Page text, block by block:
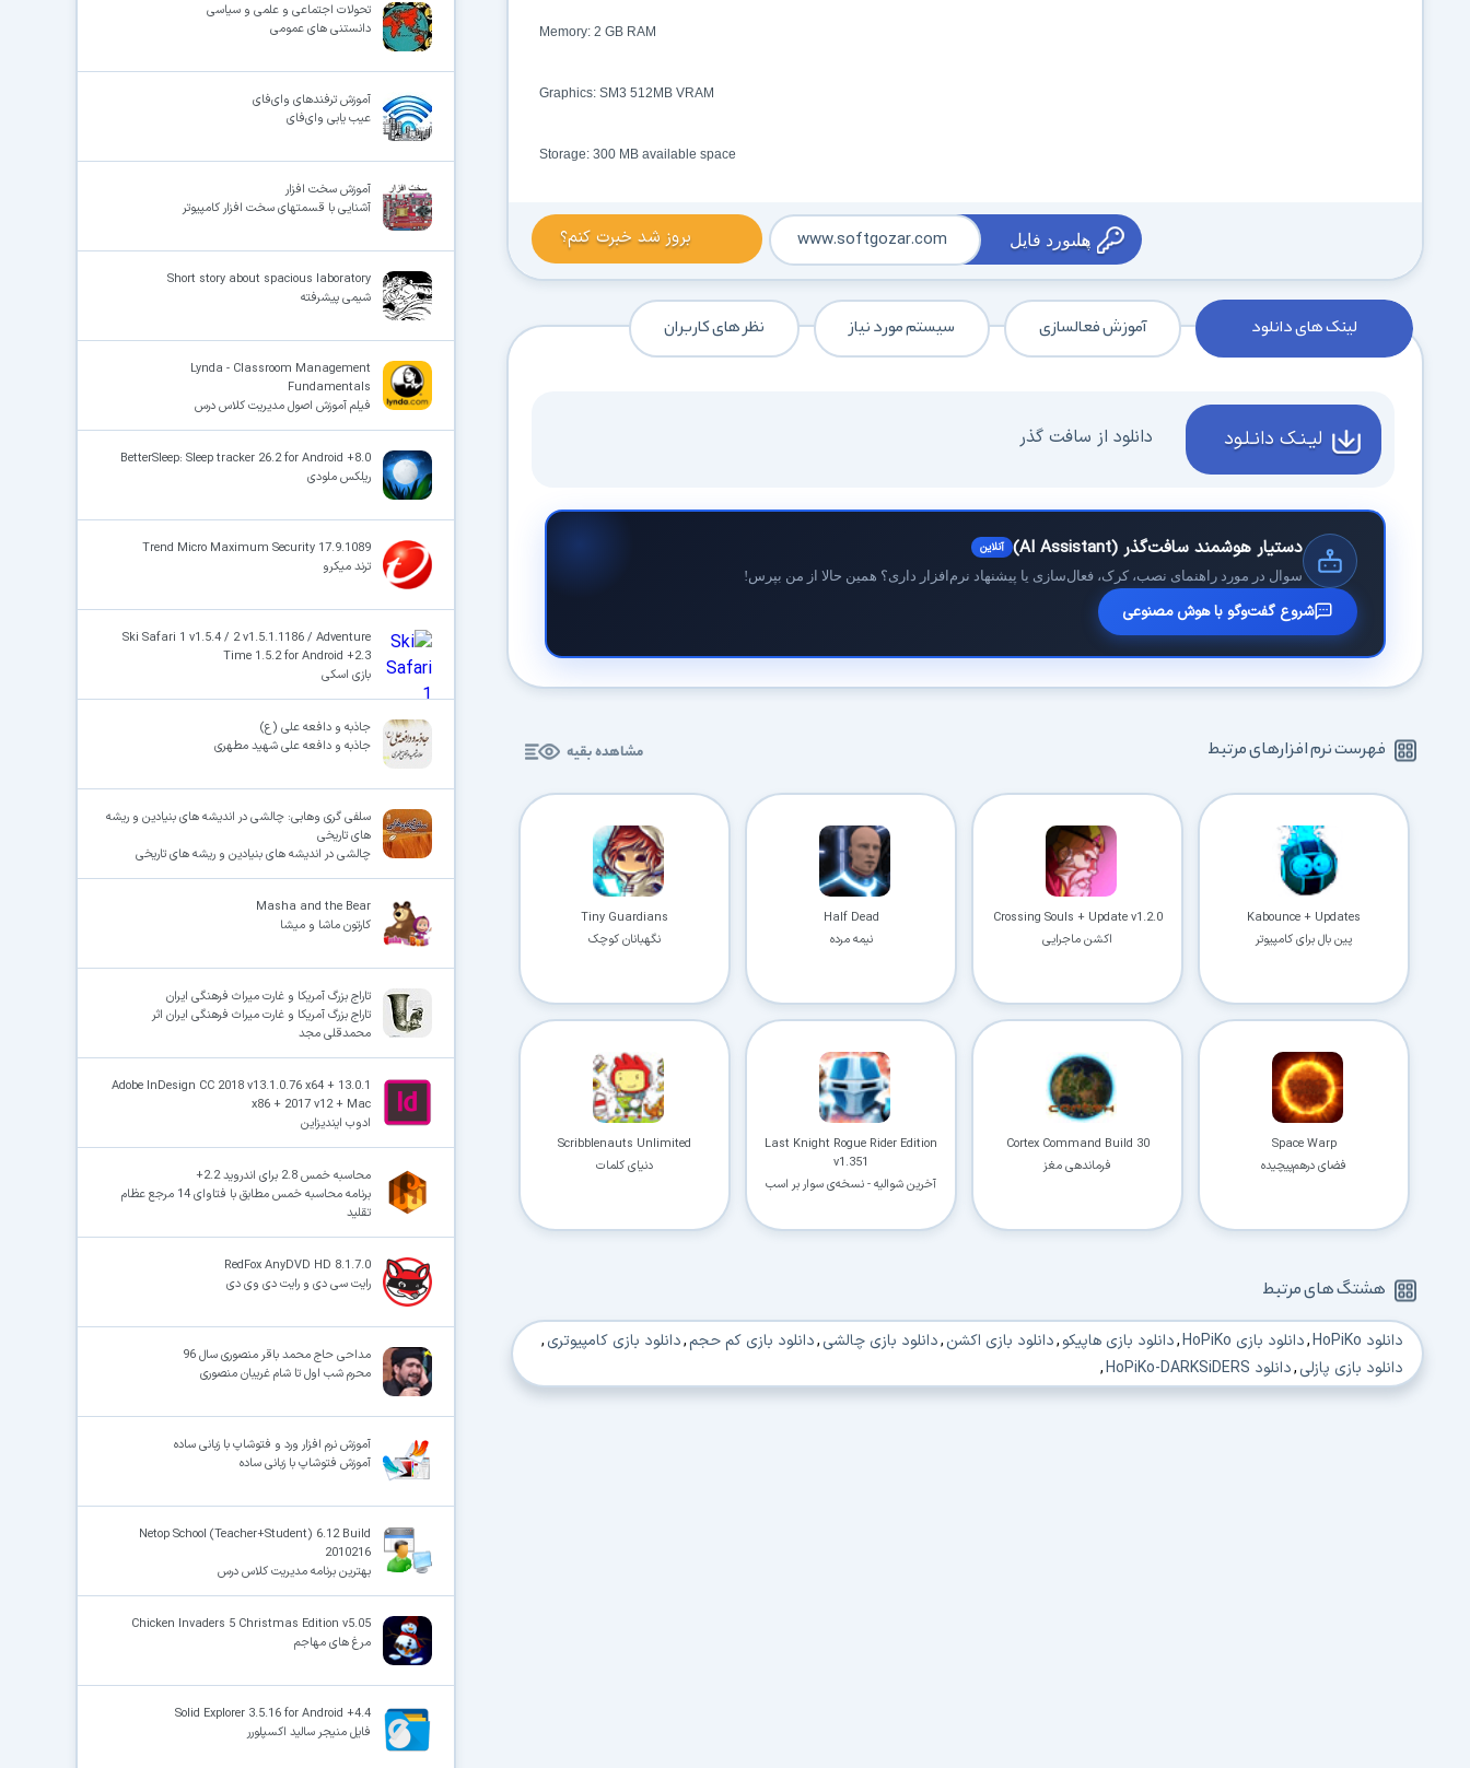
Memory: 2 GB RAM
Graphics: SM3 512MB VRAM
Storage: 300 MB available space
بروز شد خبرت کنم؟ پسورد فایل ها www.softgozar.com
لینک های دانلود آموزش فعالسازی سیستم مورد نیاز نظر های کاربران
لیـنـک دانـلـود دانلود از سافت گذر
دستیار هوشمند سافت‌گذر (AI Assistant)
آنلاین
سوال در مورد راهنمای نصب، کرک، فعال‌سازی یا پیشنهاد نرم‌افزار داری؟ همین حالا از من بپرس!
شروع گفت‌وگو با هوش مصنوعی
فهرست نرم افزارهای مرتبط مشاهده بقیه
Kabounce + Updates
پین بال برای کامپیوتر
Crossing Souls + Update v1.2.0
اکشن ماجرایی
Half Dead
نیمه مرده
Tiny Guardians
نگهبانان کوچک
Space Warp
فضای درهم‌پیچیده
Cortex Command Build 30
فرماندهی مغز
Last Knight Rogue Rider Edition
v1.351
آخرین شوالیه - نسخه‌ی سوار بر اسب
Scribblenauts Unlimited
دنیای کلمات
هشتگ های مرتبط
دانلود HoPiKo ,دانلود بازی HoPiKo ,دانلود بازی هاپیکو,دانلود بازی اکشن,دانلود بازی چالشی,دانلود بازی کم حجم,دانلود بازی کامپیوتری,
دانلود بازی پازلی,دانلود HoPiKo-DARKSiDERS ,
تحولات اجتماعی و علمی و سیاسی
دانستنی های عمومی
آموزش ترفندهای وای‌فای
عیب‌ یابی وای‌فای
آموزش سخت افزار
آشنایی با قسمتهای سخت افزار کامپیوتر
Short story about spacious laboratory
شیمی پیشرفته
Lynda - Classroom Management
Fundamentals
فیلم آموزش اصول مدیریت کلاس درس
BetterSleep: Sleep tracker 26.2 for Android +8.0
ریلکس ملودی
Trend Micro Maximum Security 17.9.1089
ترند میکرو
Ski Safari 1 v1.5.4 / 2 v1.5.1.1186 / Adventure
Time 1.5.2 for Android +2.3
بازی اسکی
جاذبه و دافعه علی (ع)
جاذبه و دافعه علی شهید مطهری
سلفی گری وهابی: چالشی در اندیشه های بنیادین و ریشه
های تاریخی
چالشی در اندیشه های بنیادین و ریشه های تاریخی
Masha and the Bear
کارتون ماشا و میشا
تاراج بزرگ آمریکا و غارت میراث فرهنگی ایران
تاراج بزرگ آمریکا و غارت میراث فرهنگی ایران اثر
محمدقلی مجد
Adobe InDesign CC 2018 v13.1.0.76 x64 + 13.0.1
x86 + 2017 v12 + Mac
ادوب ایندیزاین
محاسبه خمس 2.8 برای اندروید 2.2+
برنامه محاسبه خمس مطابق با فتاوای 14 مرجع عظام
تقلید
RedFox AnyDVD HD 8.1.7.0
رایت سی دی و رایت دی وی دی
مداحی حاج محمد باقر منصوری سال 96
محرم شب اول تا شام غریبان منصوری
آموزش نرم افزار ورد و فتوشاپ با زبانی ساده
آموزش فتوشاپ با زبانی ساده
Netop School (Teacher+Student) 6.12 Build
2010216
بهترین برنامه مدیریت کلاس درس
Chicken Invaders 5 Christmas Edition v5.05
مرغ های مهاجم
Solid Explorer 3.5.16 for Android +4.4
فایل منیجر سالید اکسپلورر
⭐ با عضویت ویژه، تمام محدودیت‌ها را بردارید:
🤖
دستیار هوشمند AI (ویژه اعضای VIP)
پاسخ‌گویی فوری به خطاهای نصب، راهنمای خط به‌خط کرک و پیشنهاد نرم‌افزارهای
✓
⚡ ارتقا به حساب VIP و دانلود فوری